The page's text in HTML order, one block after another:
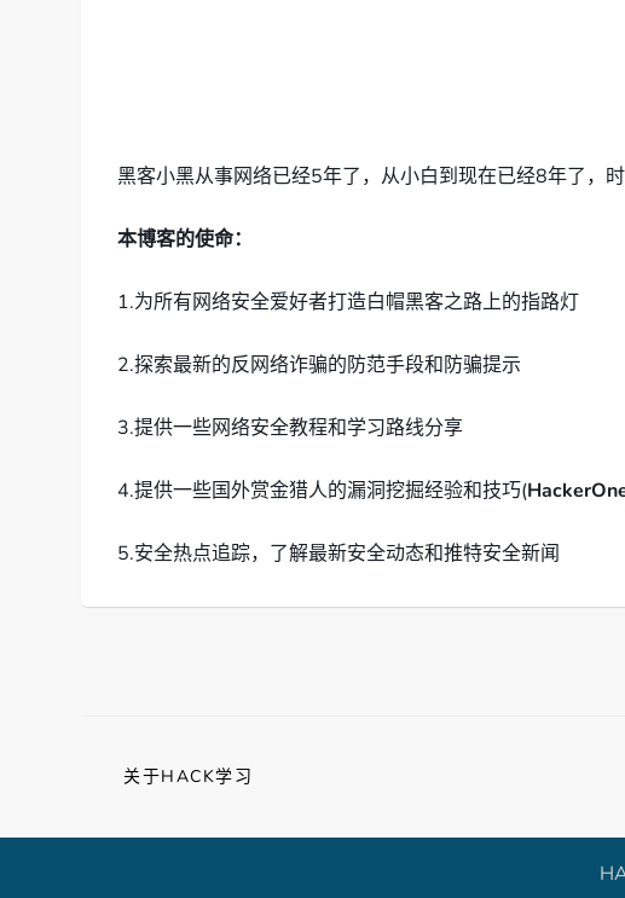
黑客小黑从事网络已经5年了，从小白到现在已经8年了，
本博客的使命：
1.为所有网络安全爱好者打造白帽黑客之路上的指路灯
2.探索最新的反网络诈骗的防范手段和防骗提示
3.提供一些网络安全教程和学习路线分享
4.提供一些国外赏金猎人的漏洞挖掘经验和技巧(
5.安全热点追踪，了解最新安全动态和推特安全新闻
关于HACK学习